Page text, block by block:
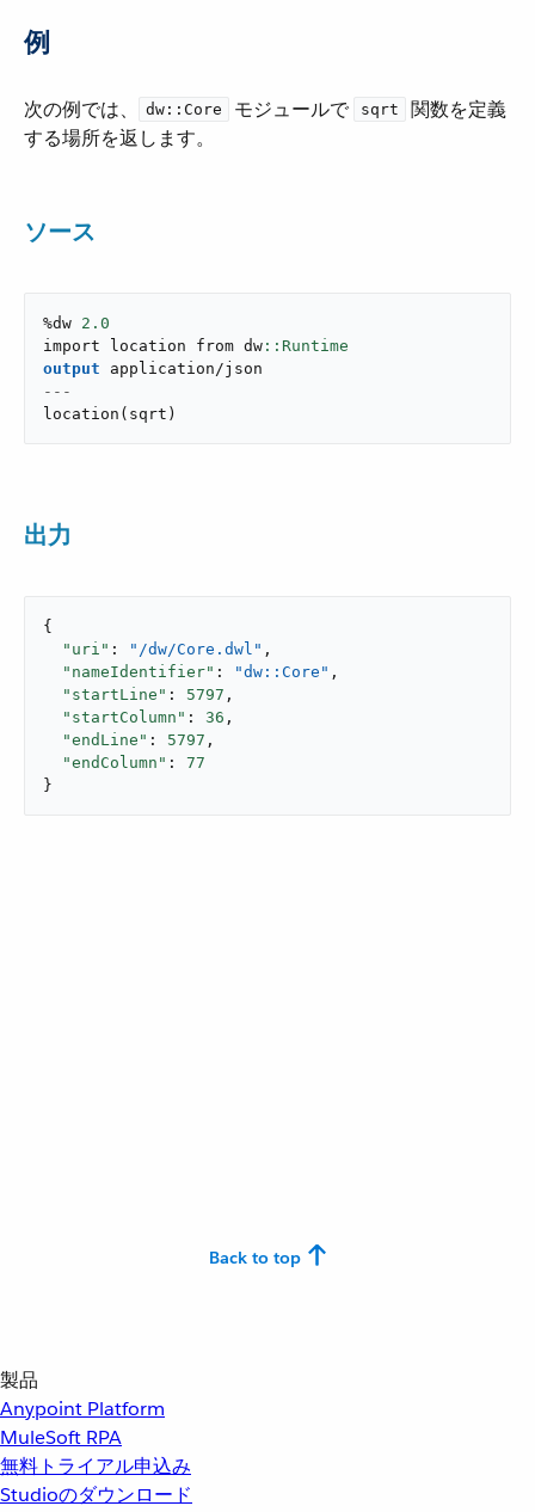
例
次の例では、​ dw::Core ​ モジュールで ​ sqrt
​ 関数を定義
する場所を返します。
ソース
%dw 2.0
import location from dw
output
application/json
---
location ( sqrt )
出力
{
"uri" : "/dw/Core.dwl" ,
"nameIdentifier" : "dw::Core" ,
"startLine" : 5797 ,
"startColumn" : 36 ,
"endLine" : 5797 ,
"endColumn" : 77
}
Back to top
製品
Anypoint Platform
MuleSoft RPA
無料トライアル申込み
Studioのダウンロード